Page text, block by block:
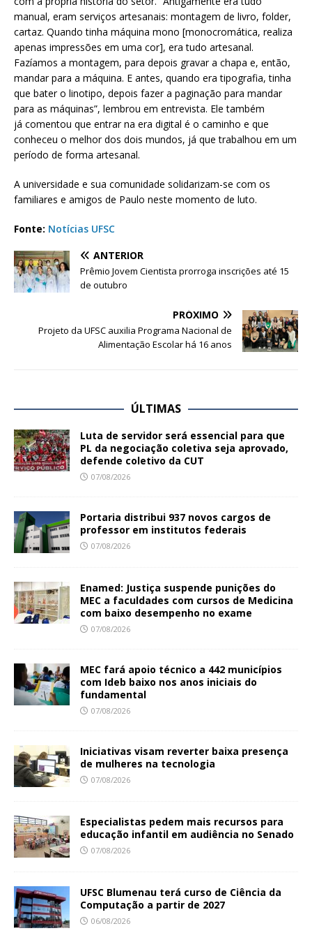
manual, eram serviços artesanais: montagem de livro, folder,
cartaz. Quando tinha máquina mono [monocromática, realiza
apenas impressões em uma cor], era tudo artesanal.
Fazíamos a montagem, para depois gravar a chapa e, então,
mandar para a máquina. E antes, quando era tipografia, tinha
que bater o linotipo, depois fazer a paginação para mandar
para as máquinas”, lembrou em entrevista. Ele também
já comentou que entrar na era digital é o caminho e que
conheceu o melhor dos dois mundos, já que trabalhou em um
período de forma artesanal.
A universidade e sua comunidade solidarizam-se com os
familiares e amigos de Paulo neste momento de luto.
Fonte: Notícias UFSC
ANTERIOR
Prêmio Jovem Cientista prorroga inscrições até 15
de outubro
PRÓXIMO
Projeto da UFSC auxilia Programa Nacional de
Alimentação Escolar há 16 anos
ÚLTIMAS
Luta de servidor será essencial para que
PL da negociação coletiva seja aprovado,
defende coletivo da CUT
07/08/2026
Portaria distribui 937 novos cargos de
professor em institutos federais
07/08/2026
Enamed: Justiça suspende punições do
MEC a faculdades com cursos de Medicina
com baixo desempenho no exame
07/08/2026
MEC fará apoio técnico a 442 municípios
com Ideb baixo nos anos iniciais do
fundamental
07/08/2026
Iniciativas visam reverter baixa presença
de mulheres na tecnologia
07/08/2026
Especialistas pedem mais recursos para
educação infantil em audiência no Senado
07/08/2026
UFSC Blumenau terá curso de Ciência da
Computação a partir de 2027
06/08/2026